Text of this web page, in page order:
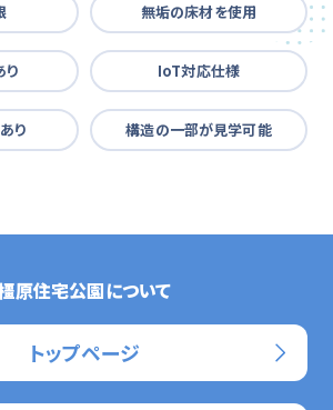
無垢の床材を使用
り IoT対応仕様
り 構造の一部が見学可能
原住宅公園について
トップページ